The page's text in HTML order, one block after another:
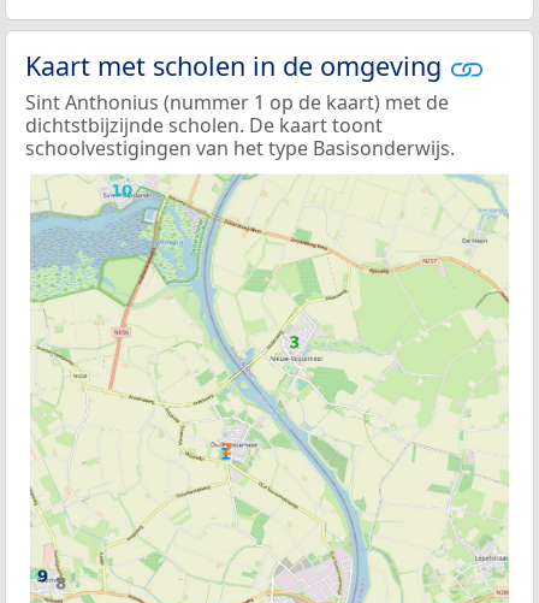
Kaart met scholen in de omgeving
Sint Anthonius (nummer 1 op de kaart) met de
dichtstbijzijnde scholen. De kaart toont
schoolvestigingen van het type Basisonderwijs.